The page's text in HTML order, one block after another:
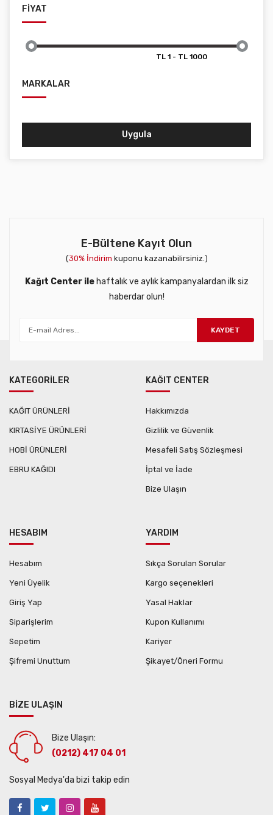
FİYAT
MARKALAR
Uygula
E-Bültene Kayıt Olun
(30% İndirim kuponu kazanabilirsiniz.)
Kağıt Center ilehaftalık ve aylık kampanyalardan ilk siz
haberdar olun!
KAYDET
KATEGORİLER
KAĞIT ÜRÜNLERİ
KIRTASİYE ÜRÜNLERİ
HOBİ ÜRÜNLERİ
EBRU KAĞIDI
KAĞIT CENTER
Hakkımızda
Gizlilik ve Güvenlik
Mesafeli Satış Sözleşmesi
İptal ve İade
Bize Ulaşın
HESABIM
Hesabım
Yeni Üyelik
Giriş Yap
Siparişlerim
Sepetim
Şifremi Unuttum
YARDIM
Sıkça Sorulan Sorular
Kargo seçenekleri
Yasal Haklar
Kupon Kullanımı
Kariyer
Şikayet/Öneri Formu
BİZE ULAŞIN
Bize Ulaşın:
(0212) 417 04 01
Sosyal Medya'da bizi takip edin